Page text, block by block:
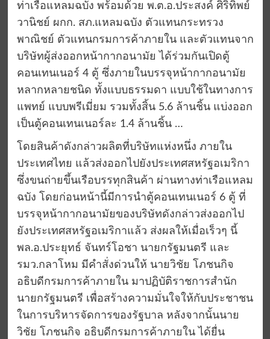
ท่าเรือแหลมฉบัง พร้อมด้วย พ.ต.อ.ประสงค์ ศิริทิพย์
วานิชย์ ผกก. สภ.แหลมฉบัง ตัวแทนกระทรวง
พาณิชย์ ตัวแทนกรมการค้าภายใน และตัวแทนจาก
บริษัทผู้ส่งออกหน้ากากอนามัย ได้ร่วมกันเปิดตู้
คอนเทนเนอร์ 4 ตู้ ซึ่งภายในบรรจุหน้ากากอนามัย
หลากหลายชนิด ทั้งแบบธรรมดา แบบใช้ในทางการ
แพทย์ แบบพรีเมี่ยม รวมทั้งสิ้น 5.6 ล้านชิ้น แบ่งออก
เป็นตู้คอนเทนเนอร์ละ 1.4 ล้านชิ้น …
โดยสินค้าดังกล่าวผลิตที่บริษัทแห่งหนึ่ง ภายใน
ประเทศไทย แล้วส่งออกไปยังประเทศสหรัฐอเมริกา
ซึ่งขนถ่ายขึ้นเรือบรรทุกสินค้า ผ่านทางท่าเรือแหลม
ฉบัง โดยก่อนหน้านี้มีการนำตู้คอนเทนเนอร์ 6 ตู้ ที่
บรรจุหน้ากากอนามัยของบริษัทดังกล่าวส่งออกไป
ยังประเทศสหรัฐอเมริกาแล้ว ส่งผลให้เมื่อเร็วๆ นี้
พล.อ.ประยุทธ์ จันทร์โอชา นายกรัฐมนตรี และ
รมว.กลาโหม มีคำสั่งด่วนให้ นายวิชัย โภชนกิจ
อธิบดีกรมการค้าภายใน มาปฏิบัติราชการสำนัก
นายกรัฐมนตรี เพื่อสร้างความมั่นใจให้กับประชาชน
ในการบริหารจัดการของรัฐบาล หลังจากนั้นนาย
วิชัย โภชนกิจ อธิบดีกรมการค้าภายใน ได้ยื่น